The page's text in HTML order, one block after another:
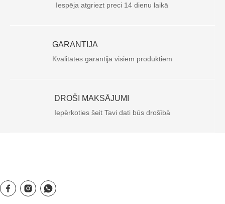
Iespēja atgriezt preci 14 dienu laikā
GARANTIJA
Kvalitātes garantija visiem produktiem
DROŠI MAKSĀJUMI
Iepērkoties šeit Tavi dati būs drošībā